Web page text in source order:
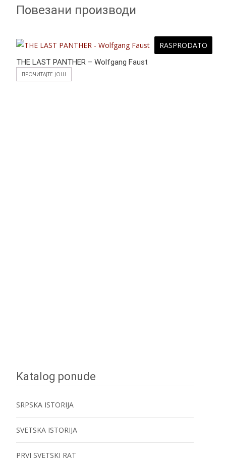
Повезани производи
RASPRODATO
THE LAST PANTHER – Wolfgang Faust
ПРОЧИТАЈТЕ ЈОШ
Katalog ponude
SRPSKA ISTORIJA
SVETSKA ISTORIJA
PRVI SVETSKI RAT